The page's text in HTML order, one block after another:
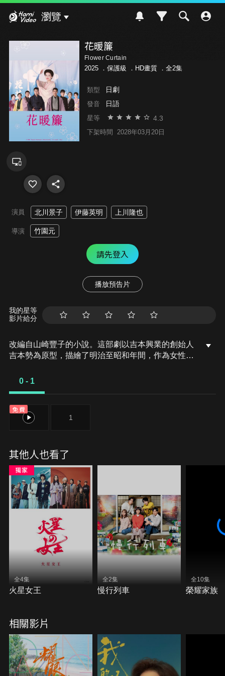
瀏覽
花暖簾
Flower Curtain
2025 ． 保護級 ．HD畫質 ．全2集
類型 日劇
發音 日語
星等 4.3
下架時間 2028年03月20日
演員 北川景子 伊藤英明 上川隆也
導演 竹園元
請先登入
播放預告片
我的星等
影片給分
改編自山崎豐子的小說。這部劇以吉本興業的創始人
吉本勢為原型，描繪了明治至昭和年間，作為女性製
0 - 1
免費
0 1
其他人也看了
全4集
火星女王
全2集
慢行列車
全10集
榮耀家族
相關影片